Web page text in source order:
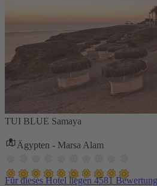
TUI BLUE Samaya
Ägypten - Marsa Alam
Für dieses Hotel liegen 4581